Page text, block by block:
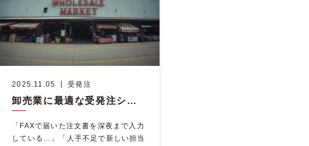
2025.11.05 受発注
卸売業に最適な受発注システムとは？課題と解決策を徹底解説
「FAXで届いた注文書を深夜まで入力
している…」「人手不足で新しい担当